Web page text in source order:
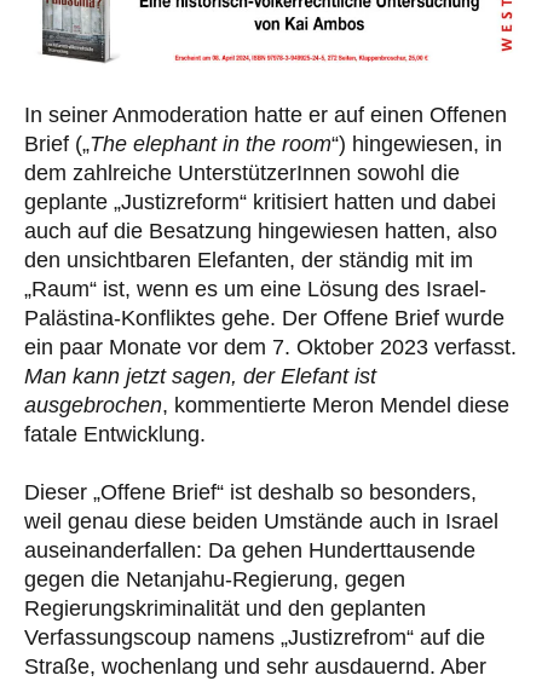
In seiner Anmoderation hatte er auf einen Offenen
Brief („The elephant in the room“) hingewiesen, in
dem zahlreiche UnterstützerInnen sowohl die
geplante „Justizreform“ kritisiert hatten und dabei
auch auf die Besatzung hingewiesen hatten, also
den unsichtbaren Elefanten, der ständig mit im
„Raum“ ist, wenn es um eine Lösung des Israel-
Palästina-Konfliktes gehe. Der Offene Brief wurde
ein paar Monate vor dem 7. Oktober 2023 verfasst.
Man kann jetzt sagen, der Elefant ist
ausgebrochen, kommentierte Meron Mendel diese
fatale Entwicklung.
Dieser „Offene Brief“ ist deshalb so besonders,
weil genau diese beiden Umstände auch in Israel
auseinanderfallen: Da gehen Hunderttausende
gegen die Netanjahu-Regierung, gegen
Regierungskriminalität und den geplanten
Verfassungscoup namens „Justizrefrom“ auf die
Straße, wochenlang und sehr ausdauernd. Aber